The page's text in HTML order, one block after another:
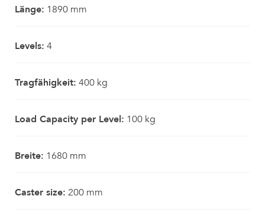
Länge: 1890 mm
Levels: 4
Tragfähigkeit: 400 kg
Load Capacity per Level: 100 kg
Breite: 1680 mm
Caster size: 200 mm